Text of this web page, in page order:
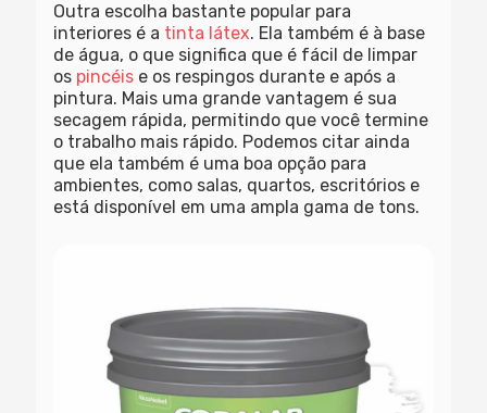
Outra escolha bastante popular para
interiores é a tinta látex. Ela também é à base
de água, o que significa que é fácil de limpar
os pincéis e os respingos durante e após a
pintura. Mais uma grande vantagem é sua
secagem rápida, permitindo que você termine
o trabalho mais rápido. Podemos citar ainda
que ela também é uma boa opção para
ambientes, como salas, quartos, escritórios e
está disponível em uma ampla gama de tons.